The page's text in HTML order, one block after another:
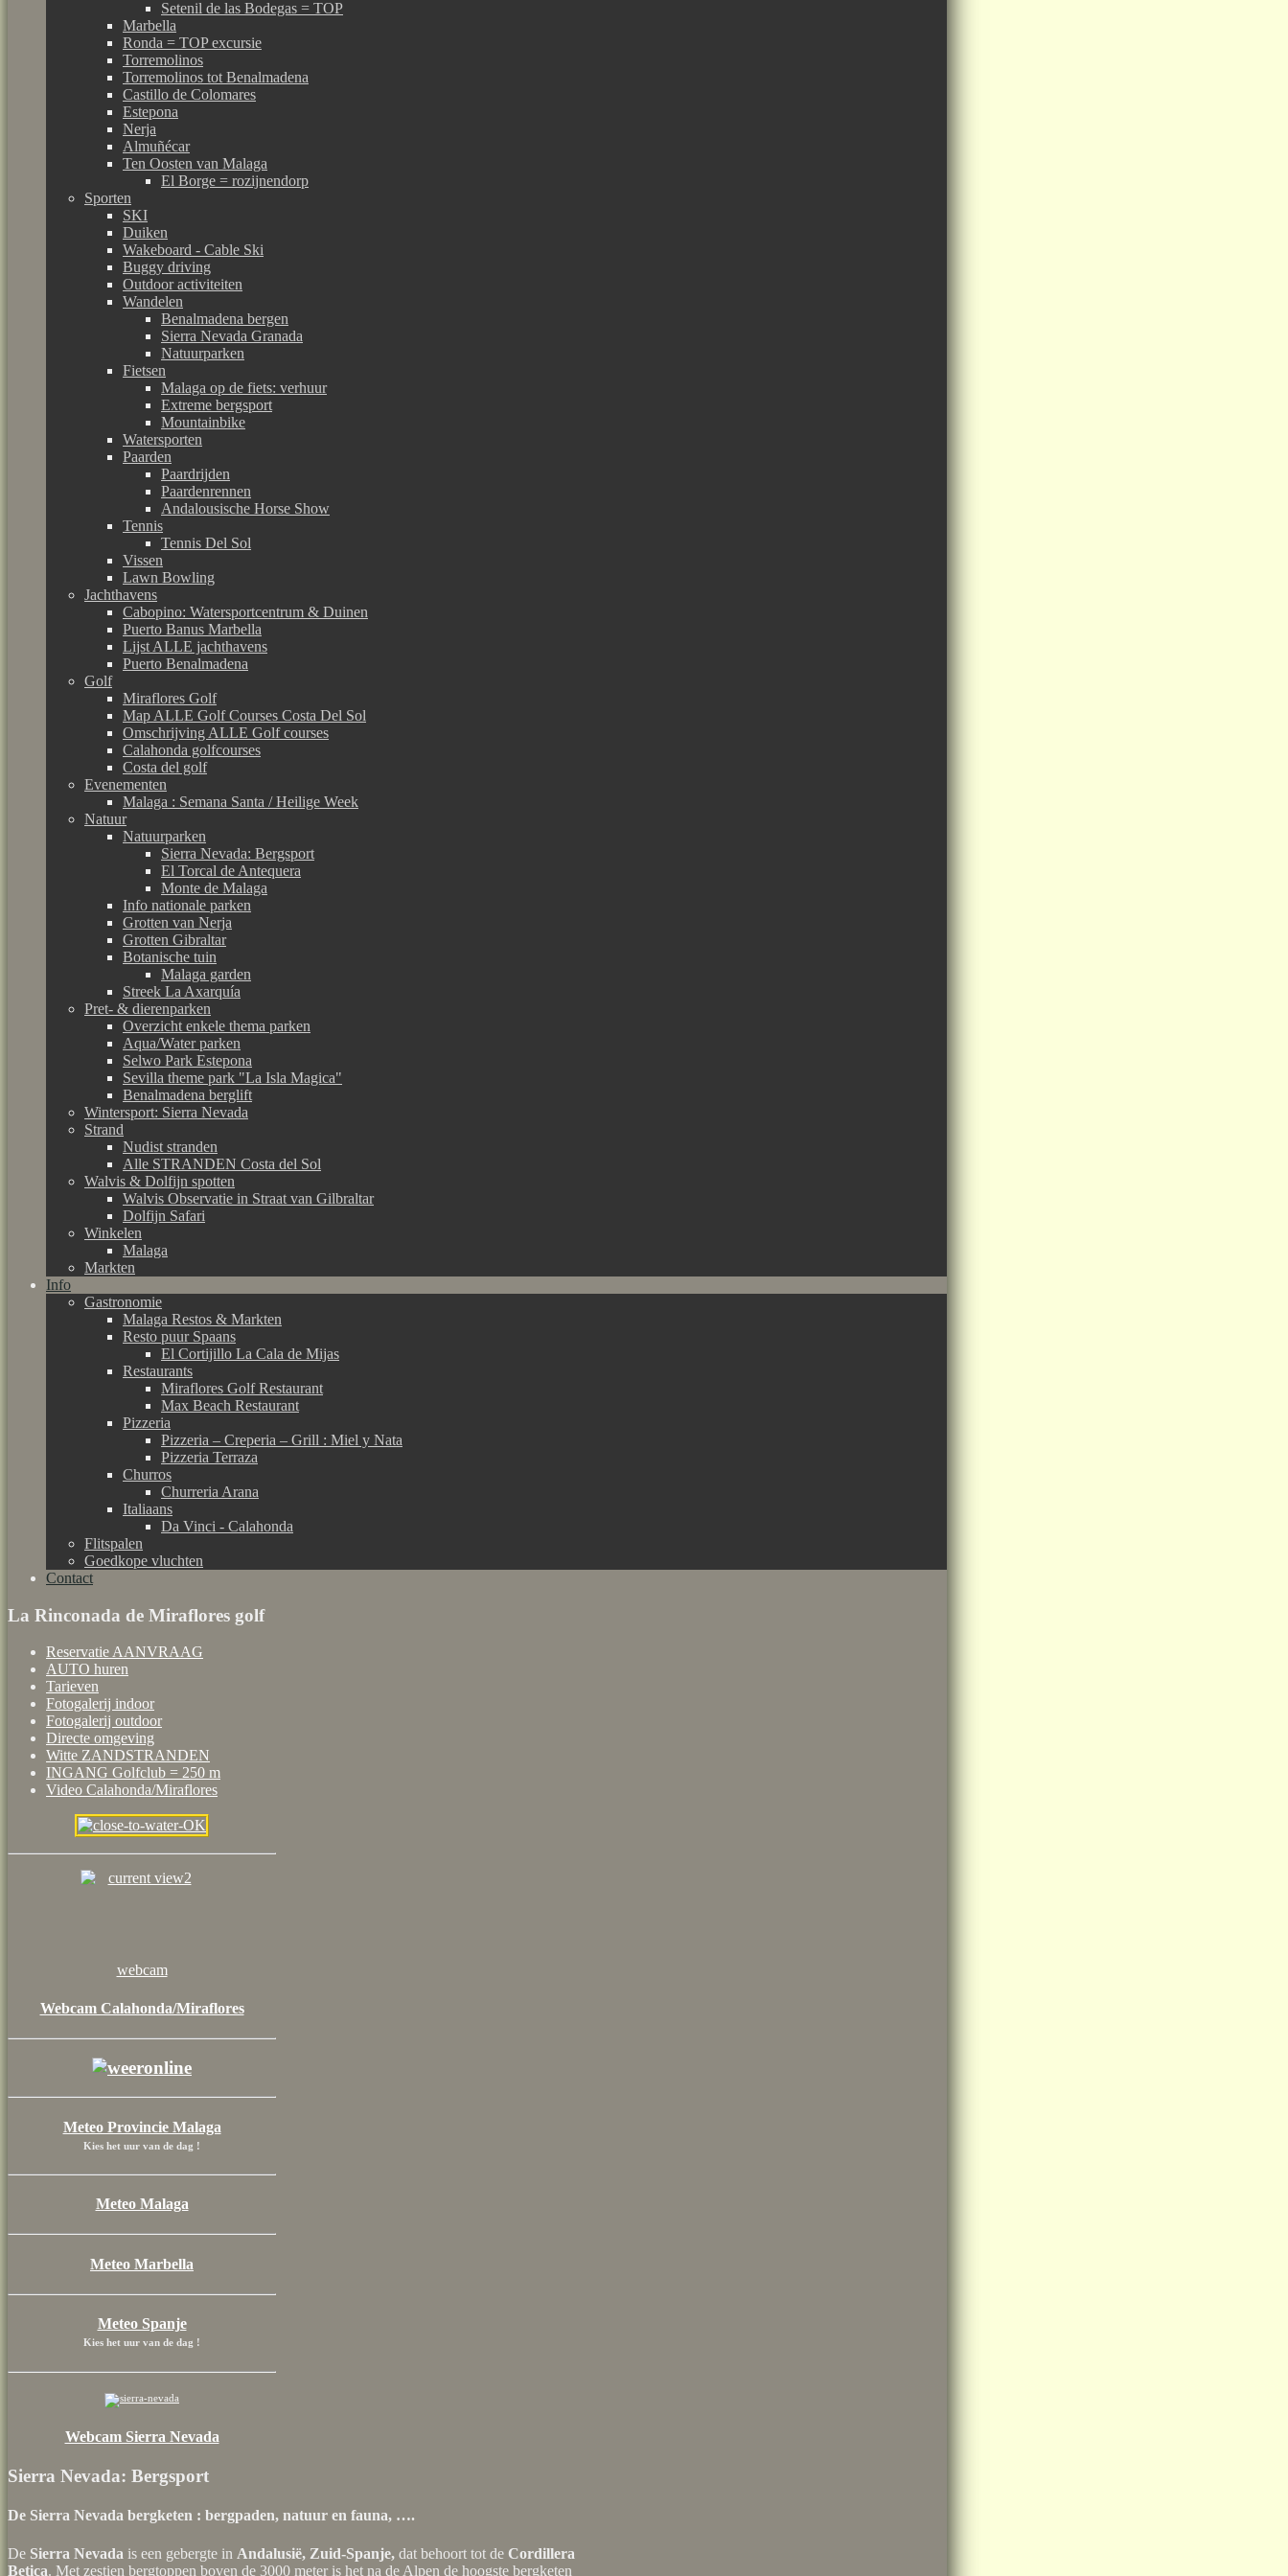
Setenil de las Bodegas = TOP
Marbella
Ronda = TOP excursie
Torremolinos
Torremolinos tot Benalmadena
Castillo de Colomares
Estepona
Nerja
Almuñécar
Ten Oosten van Malaga
El Borge = rozijnendorp
Sporten
SKI
Duiken
Wakeboard - Cable Ski
Buggy driving
Outdoor activiteiten
Wandelen
Benalmadena bergen
Sierra Nevada Granada
Natuurparken
Fietsen
Malaga op de fiets: verhuur
Extreme bergsport
Mountainbike
Watersporten
Paarden
Paardrijden
Paardenrennen
Andalousische Horse Show
Tennis
Tennis Del Sol
Vissen
Lawn Bowling
Jachthavens
Cabopino: Watersportcentrum & Duinen
Puerto Banus Marbella
Lijst ALLE jachthavens
Puerto Benalmadena
Golf
Miraflores Golf
Map ALLE Golf Courses Costa Del Sol
Omschrijving ALLE Golf courses
Calahonda golfcourses
Costa del golf
Evenementen
Malaga : Semana Santa / Heilige Week
Natuur
Natuurparken
Sierra Nevada: Bergsport
El Torcal de Antequera
Monte de Malaga
Info nationale parken
Grotten van Nerja
Grotten Gibraltar
Botanische tuin
Malaga garden
Streek La Axarquía
Pret- & dierenparken
Overzicht enkele thema parken
Aqua/Water parken
Selwo Park Estepona
Sevilla theme park "La Isla Magica"
Benalmadena berglift
Wintersport: Sierra Nevada
Strand
Nudist stranden
Alle STRANDEN Costa del Sol
Walvis & Dolfijn spotten
Walvis Observatie in Straat van Gilbraltar
Dolfijn Safari
Winkelen
Malaga
Markten
Info
Gastronomie
Malaga Restos & Markten
Resto puur Spaans
El Cortijillo La Cala de Mijas
Restaurants
Miraflores Golf Restaurant
Max Beach Restaurant
Pizzeria
Pizzeria – Creperia – Grill : Miel y Nata
Pizzeria Terraza
Churros
Churreria Arana
Italiaans
Da Vinci - Calahonda
Flitspalen
Goedkope vluchten
Contact
La Rinconada de Miraflores golf
Reservatie AANVRAAG
AUTO huren
Tarieven
Fotogalerij indoor
Fotogalerij outdoor
Directe omgeving
Witte ZANDSTRANDEN
INGANG Golfclub = 250 m
Video Calahonda/Miraflores
webcam
Webcam Calahonda/Miraflores
Meteo Provincie Malaga
Kies het uur van de dag !
Meteo Malaga
Meteo Marbella
Meteo Spanje
Kies het uur van de dag !
Webcam Sierra Nevada
Sierra Nevada: Bergsport
De Sierra Nevada bergketen : bergpaden, natuur en fauna, ….
De Sierra Nevada is een gebergte in Andalusië, Zuid-Spanje, dat behoort tot de Cordillera
Betica. Met zestien bergtoppen boven de 3000 meter is het na de Alpen de hoogste bergketen